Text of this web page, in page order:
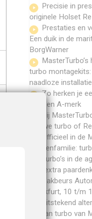
Precisie in
originele Holset
Prestaties en
Een duik in de
BorgWarner
turbo
naadloze
Zo herken je
van een A-merk
Bij
nieuwe turbo of
Officieel in de
merkenfamilie:
Turbo’s in de
veel extra
Vakbeurs
Frankfurt, 10 t/m
Uitstekend
ReMan turbo van